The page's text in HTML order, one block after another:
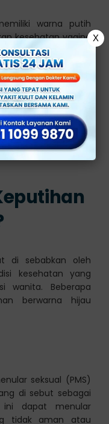
warna putih
kesehatan vagina
wanita. Keputihan
menyengat dan
gatal atau nyeri.
yang keluar
yang keluar
bertekstur
Anda perlu
di sebabkan oleh
kesehatan yang
wanita. Beberapa
berwarna hijau
seksual (PMS)
di sebut sebagai
ini dapat menular
tidak aman atau
X